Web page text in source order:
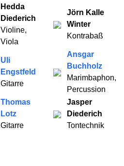
Hedda
Diederich
Violine,
Viola
Jörn Kalle
Winter
Kontrabaß
Uli
Engstfeld
Gitarre
Ansgar
Buchholz
Marimbaphon,
Percussion
Thomas
Lotz
Gitarre
Jasper
Diederich
Tontechnik